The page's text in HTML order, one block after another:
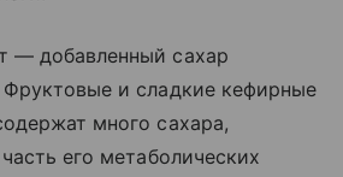
— добавленный сахар
и сладкие кефирные
много сахара,
его метаболических